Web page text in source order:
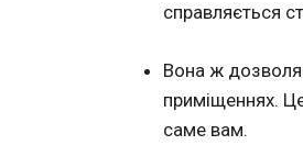
справляється
Вона ж
приміщеннях.
саме вам.